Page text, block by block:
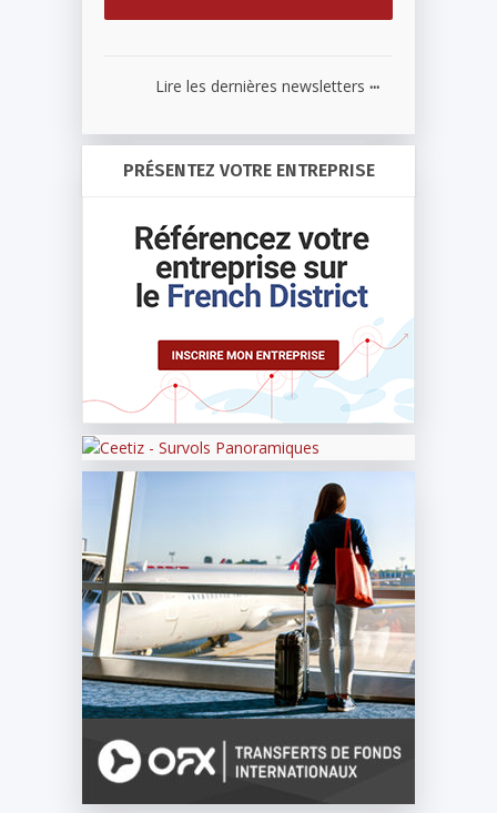
Lire les dernières newsletters ...
PRÉSENTEZ VOTRE ENTREPRISE